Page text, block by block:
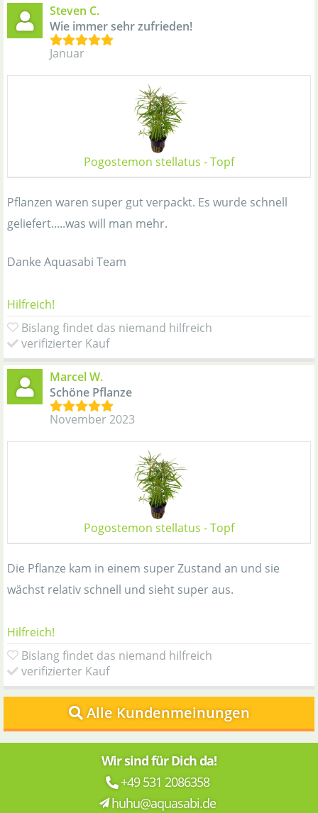
Steven C.
Wie immer sehr zufrieden!
Januar
Pogostemon stellatus - Topf
Pflanzen waren super gut verpackt. Es wurde schnell
geliefert.....was will man mehr.
Danke Aquasabi Team
Hilfreich!
Bislang findet das niemand hilfreich
verifizierter Kauf
Marcel W.
Schöne Pflanze
November 2023
Pogostemon stellatus - Topf
Die Pflanze kam in einem super Zustand an und sie
wächst relativ schnell und sieht super aus.
Hilfreich!
Bislang findet das niemand hilfreich
verifizierter Kauf
Alle Kundenmeinungen
Wir sind für Dich da!
+49 531 2086358
huhu@aquasabi.de